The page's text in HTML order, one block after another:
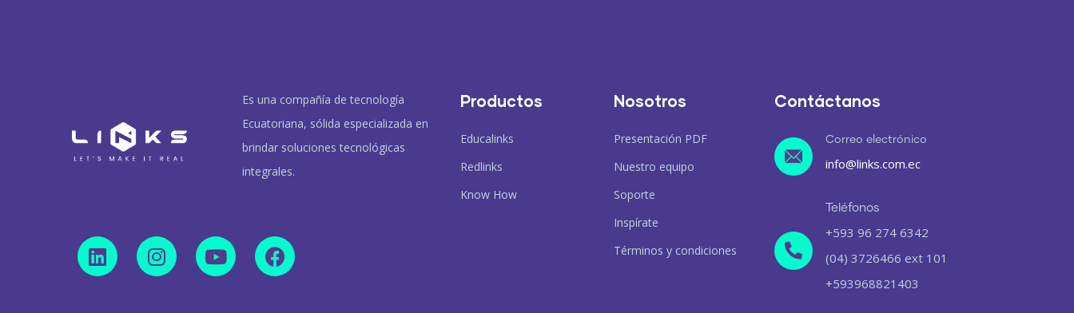
Es una compañía de tecnología
Ecuatoriana, sólida especializada en
brindar soluciones tecnológicas
integrales.
Productos
Educalinks
Redlinks
Know How
Nosotros
Presentación PDF
Nuestro equipo
Soporte
Inspírate
Términos y condiciones
Contáctanos
Correo electrónico
info@links.com.ec
Teléfonos
+593 96 274 6342
(04) 3726466 ext 101
+593968821403